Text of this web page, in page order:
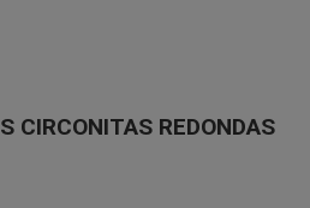
CIRCONITAS REDONDAS